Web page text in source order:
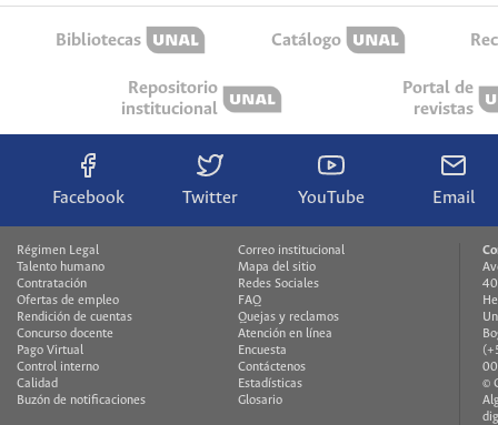
Bibliotecas Catálogo
Repositorio
institucional
Portal de
revistas
Facebook Twitter YouTube Email
Régimen Legal
Talento humano
Contratación
Ofertas de empleo
Rendición de cuentas
Concurso docente
Pago Virtual
Control interno
Calidad
Buzón de notificaciones
Correo institucional
Mapa del sitio
Redes Sociales
FAQ
Quejas y reclamos
Atención en línea
Encuesta
Contáctenos
Estadísticas
Glosario
©